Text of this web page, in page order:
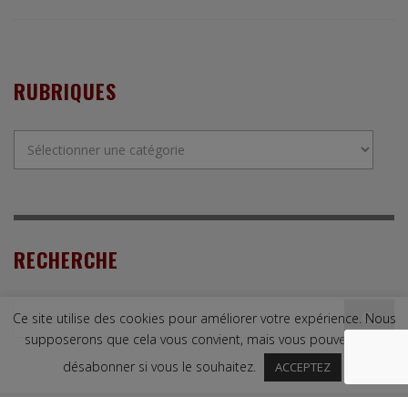
RUBRIQUES
RECHERCHE
Ce site utilise des cookies pour améliorer votre expérience. Nous
supposerons que cela vous convient, mais vous pouvez vous
désabonner si vous le souhaitez.
ACCEPTEZ